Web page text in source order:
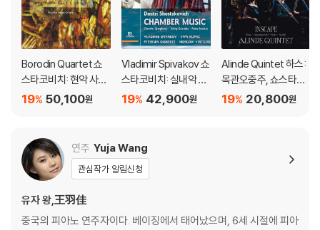
Borodin Quartet 쇼
스타코비치: 현악 사중
주 2, 3, 7, 8, 12번 (Sh
3, Op.108, Op.110, O
p.133) [UHQCD]
50,100원
19%
Vladimir Spivakov 쇼
스타코비치: 실내악 선
집 (Shostakovich: C
42,900원
19%
Alinde Quintet 하스:
목관오중주, 쇼스타코
비치: 현악사중주 8번
h, Vasks, Novak)
20,800원
19%
연주 Yuja Wang
관심작가 알림신청
유자 왕,王羽佳
중국의 피아노 연주자이다. 베이징에서 태어났으며, 6세 시절에 피아